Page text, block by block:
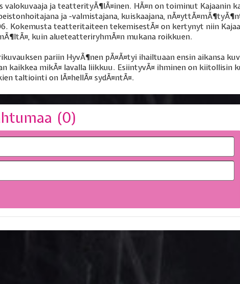
valokuvaaja ja teatterityÃ¶lÃ¤inen. HÃ¤n on toiminut Kajaanin
ja -valmistajana, kuiskaajana,
Kokemusta teatteritaiteen tekemisestÃ¤ on kertynyt niin
kuin alueteatteriryhmÃ¤n mukana roikkuen.
pariin HyvÃ¶nen pÃ¤Ã¤tyi ihailtuaan ensin aikansa
kaikkea mikÃ¤ lavalla liikkuu. EsiintyvÃ¤ ihminen on kiitollisin
taltiointi on lÃ¤hellÃ¤ sydÃ¤ntÃ¤.
(0)